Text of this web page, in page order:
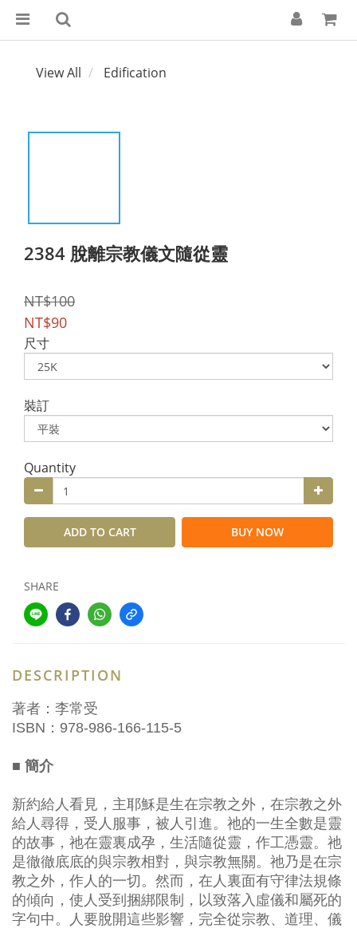
View All Edification
2384 脫離宗教儀文隨從靈
NT$100
NT$90
尺寸
裝訂
Quantity
ADD TO CART BUY NOW
SHARE
DESCRIPTION
著者：李常受
ISBN：978-986-166-115-5
■ 簡介
新約給人看見，主耶穌是生在宗教之外，在宗教之外
給人尋得，受人服事，被人引進。祂的一生全數是靈
的故事，祂在靈裏成孕，生活隨從靈，作工憑靈。祂
是徹徹底底的與宗教相對，與宗教無關。祂乃是在宗
教之外，作人的一切。然而，在人裏面有守律法規條
的傾向，使人受到捆綁限制，以致落入虛儀和屬死的
字句中。人要脫開這些影響，完全從宗教、道理、儀